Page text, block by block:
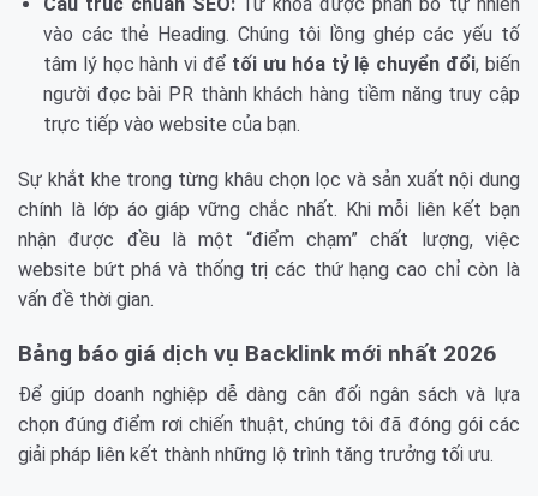
vào các thẻ Heading. Chúng tôi lồng ghép các yếu tố
tâm lý học hành vi để tối ưu hóa tỷ lệ chuyển đổi, biến
người đọc bài PR thành khách hàng tiềm năng truy cập
trực tiếp vào website của bạn.
Sự khắt khe trong từng khâu chọn lọc và sản xuất nội dung
chính là lớp áo giáp vững chắc nhất. Khi mỗi liên kết bạn
nhận được đều là một “điểm chạm” chất lượng, việc
website bứt phá và thống trị các thứ hạng cao chỉ còn là
vấn đề thời gian.
Bảng báo giá dịch vụ Backlink mới nhất 2026
Để giúp doanh nghiệp dễ dàng cân đối ngân sách và lựa
chọn đúng điểm rơi chiến thuật, chúng tôi đã đóng gói các
giải pháp liên kết thành những lộ trình tăng trưởng tối ưu.